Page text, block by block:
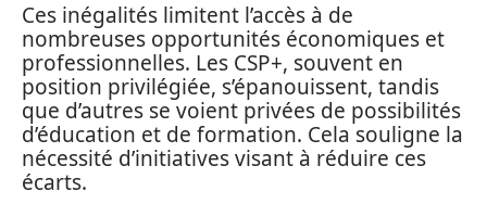
Ces inégalités limitent l’accès à de
nombreuses opportunités économiques et
professionnelles. Les CSP+, souvent en
position privilégiée, s’épanouissent, tandis
que d’autres se voient privées de possibilités
d’éducation et de formation. Cela souligne la
nécessité d’initiatives visant à réduire ces
écarts.